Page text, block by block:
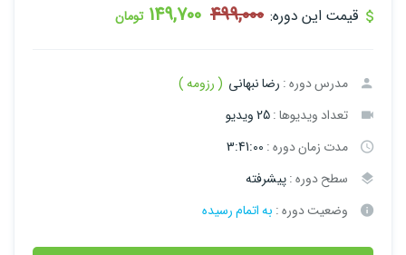
قیمت این دوره: 499,000
149,700 تومان
مدرس دوره : رضا نبهانی ( رزومه )
تعداد ویدیوها :25 ویدیو
مدت زمان دوره : 3:41:00
سطح دوره :پیشرفته
وضعیت دوره : به اتمام رسیده